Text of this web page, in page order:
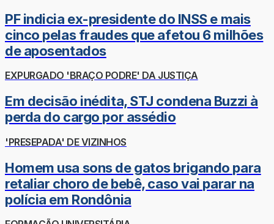
PF indicia ex-presidente do INSS e mais
cinco pelas fraudes que afetou 6 milhões
de aposentados
EXPURGADO 'BRAÇO PODRE' DA JUSTIÇA
Em decisão inédita, STJ condena Buzzi à
perda do cargo por assédio
'PRESEPADA' DE VIZINHOS
Homem usa sons de gatos brigando para
retaliar choro de bebê, caso vai parar na
polícia em Rondônia